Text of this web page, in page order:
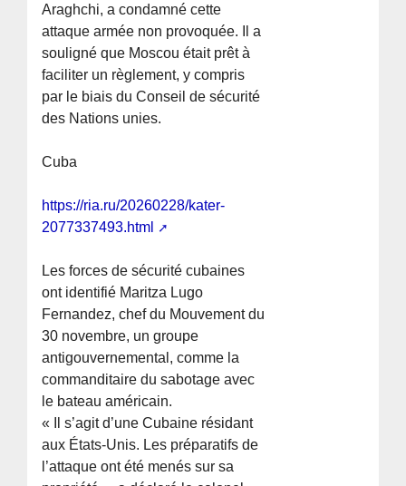
Araghchi, a condamné cette
attaque armée non provoquée. Il a
souligné que Moscou était prêt à
faciliter un règlement, y compris
par le biais du Conseil de sécurité
des Nations unies.
Cuba
https://ria.ru/20260228/kater-
2077337493.html
Les forces de sécurité cubaines
ont identifié Maritza Lugo
Fernandez, chef du Mouvement du
30 novembre, un groupe
antigouvernemental, comme la
commanditaire du sabotage avec
le bateau américain.
« Il s’agit d’une Cubaine résidant
aux États-Unis. Les préparatifs de
l’attaque ont été menés sur sa